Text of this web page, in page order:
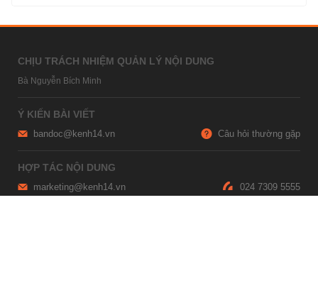
CHỊU TRÁCH NHIỆM QUẢN LÝ NỘI DUNG
Bà Nguyễn Bích Minh
Ý KIẾN BÀI VIẾT
bandoc@kenh14.vn Câu hỏi thường gặp
HỢP TÁC NỘI DUNG
marketing@kenh14.vn 024 7309 5555